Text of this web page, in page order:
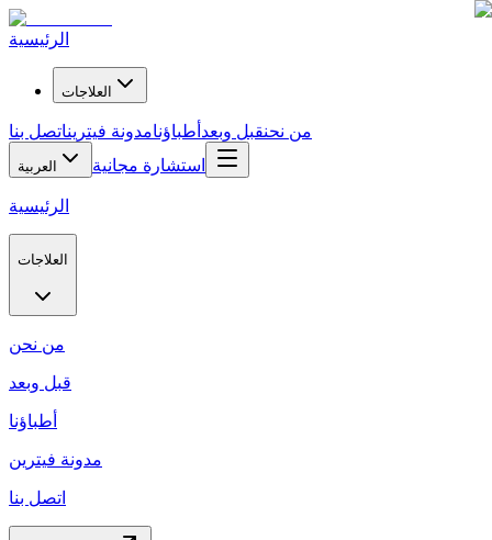
الرئيسية
العلاجات
من نحنقبل وبعد أطباؤنامدونة فيتريناتصل بنا
العربية استشارة مجانية
الرئيسية
العلاجات
من نحن
قبل وبعد
أطباؤنا
مدونة فيترين
اتصل بنا